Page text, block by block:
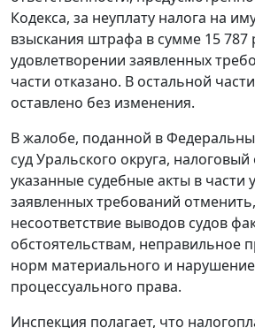
Кодекса, за неуплату налога на
взыскания штрафа в сумме 15 787
удовлетворении заявленных
части отказано. В остальной
оставлено без изменения.
В жалобе, поданной в
суд Уральского округа,
указанные судебные акты в части
заявленных требований
несоответствие выводов судов
обстоятельствам, неправильное
норм материального и
процессуального права.
Инспекция полагает, что